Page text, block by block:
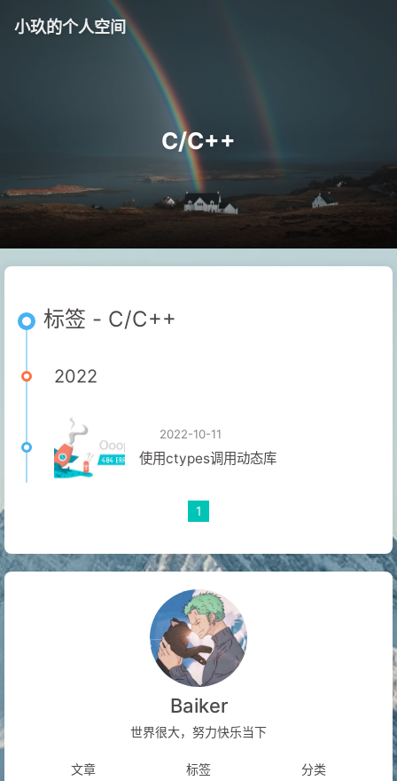
小玖的个人空间
C/C++
标签 - C/C++
2022
2022-10-11
使用ctypes调用动态库
1
Baiker
世界很大，努力快乐当下
文章 标签 分类